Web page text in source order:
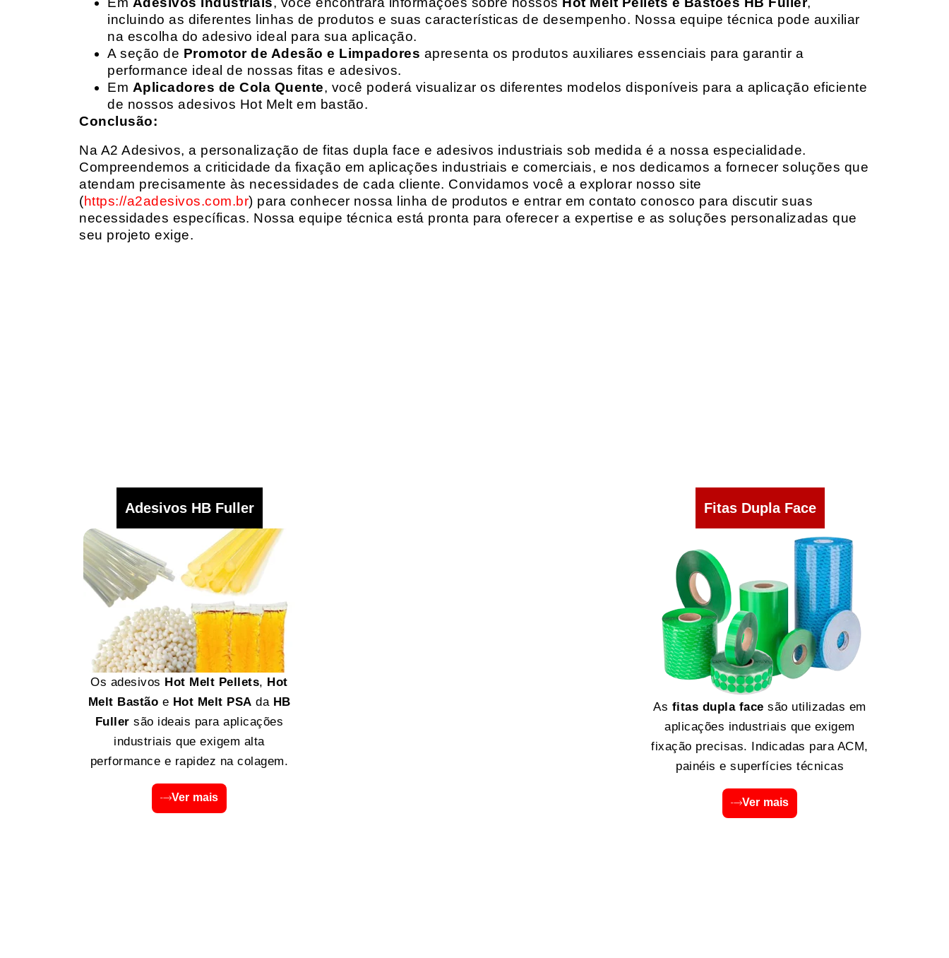
incluindo as diferentes linhas de produtos e suas características de desempenho. Nossa equipe técnica pode auxiliar
na escolha do adesivo ideal para sua aplicação.
A seção de Promotor de Adesão e Limpadores apresenta os produtos auxiliares essenciais para garantir a
performance ideal de nossas fitas e adesivos.
Em Aplicadores de Cola Quente, você poderá visualizar os diferentes modelos disponíveis para a aplicação eficiente
de nossos adesivos Hot Melt em bastão.
Conclusão:
Na A2 Adesivos, a personalização de fitas dupla face e adesivos industriais sob medida é a nossa especialidade.
Compreendemos a criticidade da fixação em aplicações industriais e comerciais, e nos dedicamos a fornecer soluções que
atendam precisamente às necessidades de cada cliente. Convidamos você a explorar nosso site
(https://a2adesivos.com.br) para conhecer nossa linha de produtos e entrar em contato conosco para discutir suas
necessidades específicas. Nossa equipe técnica está pronta para oferecer a expertise e as soluções personalizadas que
seu projeto exige.
Adesivos HB Fuller
Os adesivos Hot Melt Pellets, Hot
Melt Bastão e Hot Melt PSA da HB
Fuller são ideais para aplicações
industriais que exigem alta
performance e rapidez na colagem.
Ver mais
Fitas Dupla Face
As fitas dupla face são utilizadas em
aplicações industriais que exigem
fixação precisas. Indicadas para ACM,
painéis e superfícies técnicas
Ver mais